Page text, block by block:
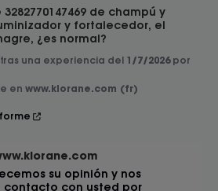
de champú y
y fortalecedor, el
¿es normal?
tras una experiencia del 1/7/2026 por
en www.klorane.com (fr)
su opinión y nos
contacto con usted por